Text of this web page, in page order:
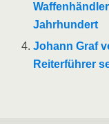
Jahrhundert
Johann Graf
Reiterführer